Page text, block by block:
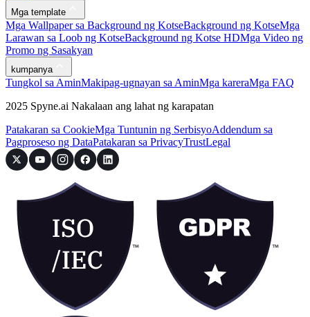
Mga template
Mga Wallpaper sa Background ng KotseBackground ng KotseMga
Larawan sa Loob ng KotseBackground ng Kotse HDMga Video ng
Promo ng Sasakyan
kumpanya
Tungkol sa AminMakipag-ugnayan sa AminMga kareraMga FAQ
2025 Spyne.ai Nakalaan ang lahat ng karapatan
Patakaran sa CookieMga Tuntunin ng SerbisyoAddendum sa
Pagproseso ng DataPatakaran sa PrivacyTrustLegal